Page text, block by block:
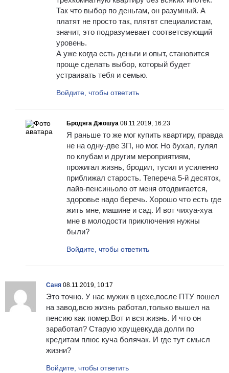
Так что выбор по деньгам, он разумный. А
платят не просто так, плятвт специалистам,
значит, это подразумевает соответсвующий
уровень.
А уже когда есть деньги и опыт, становится
проще сделать выбор, который будет
устраивать тебя и семью.
Войдите, чтобы ответить
Бродяга Джошуа 08.11.2019, 16:23
Я раньше то же мог купить квартиру, правда
не на одну-две ЗП, но мог. Но бухал, гулял
по клубам и другим мероприятиям,
прожигал жизнь, бродил, тусил и усиленно
приближал старость. Тепереча 5-й десяток,
лайв-пенсиньоло от меня отодвигается,
здоровье надо беречь. Хорошо что есть где
жить мне, машине и сад. И вот чихуа-хуа
мне в молодости приключения нужны
были?
Войдите, чтобы ответить
Саня 08.11.2019, 10:17
Это точно. У нас мужик в цехе,после ПТУ пошел
на завод,всю жизнь работал,только вышел на
пенсию как помер.Вот и вся жизнь. И что он
заработал? Старую хрущевку,да долги по
кредитам плюс куча болячак. И где тут смысл
жизни?
Войдите, чтобы ответить